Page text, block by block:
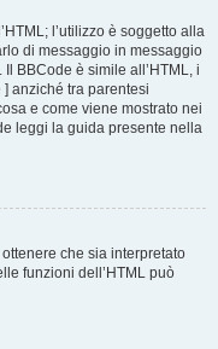
l’utilizzo è soggetto alla
di messaggio in messaggio
BBCode è simile all’HTML, i
anziché tra parentesi
e come viene mostrato nei
leggi la guida presente nella
che sia interpretato
funzioni dell’HTML può